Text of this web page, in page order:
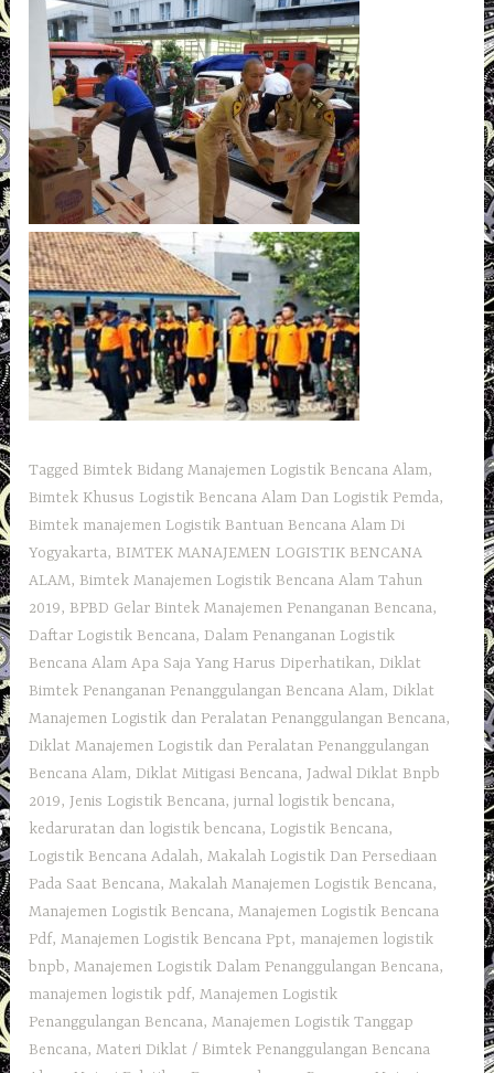
Tagged Bimtek Bidang Manajemen Logistik Bencana Alam,
Bimtek Khusus Logistik Bencana Alam Dan Logistik Pemda,
Bimtek manajemen Logistik Bantuan Bencana Alam Di
Yogyakarta, BIMTEK MANAJEMEN LOGISTIK BENCANA
ALAM, Bimtek Manajemen Logistik Bencana Alam Tahun
2019, BPBD Gelar Bintek Manajemen Penanganan Bencana,
Daftar Logistik Bencana,Dalam Penanganan Logistik
Bencana Alam Apa Saja Yang Harus Diperhatikan,Diklat
Bimtek Penanganan Penanggulangan Bencana Alam,Diklat
Manajemen Logistik dan Peralatan Penanggulangan Bencana,
Diklat Manajemen Logistik dan Peralatan Penanggulangan
Bencana Alam,Diklat Mitigasi Bencana, Jadwal Diklat Bnpb
2019, Jenis Logistik Bencana,jurnal logistik bencana,
kedaruratan dan logistik bencana, Logistik Bencana,
Logistik Bencana Adalah,Makalah Logistik Dan Persediaan
Pada Saat Bencana,Makalah Manajemen Logistik Bencana,
Manajemen Logistik Bencana,Manajemen Logistik Bencana
Pdf,Manajemen Logistik Bencana Ppt, manajemen logistik
bnpb,Manajemen Logistik Dalam Penanggulangan Bencana,
manajemen logistik pdf,Manajemen Logistik
Penanggulangan Bencana,Manajemen Logistik Tanggap
Bencana,Materi Diklat / Bimtek Penanggulangan Bencana